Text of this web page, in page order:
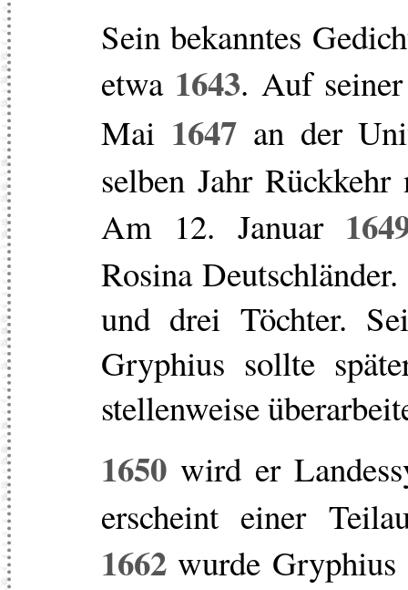
Sein bekanntes
etwa 1643. Auf
Mai 1647an der
selben Jahr
Am 12. Januar
Rosina
und drei Töchter.
Gryphius sollte
stellenweise
1650 wird er
erscheint einer
1662 wurde